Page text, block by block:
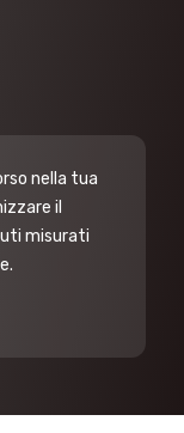
nella tua
il
misurati